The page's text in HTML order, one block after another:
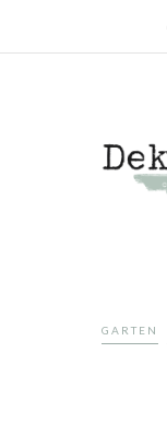
GARTEN